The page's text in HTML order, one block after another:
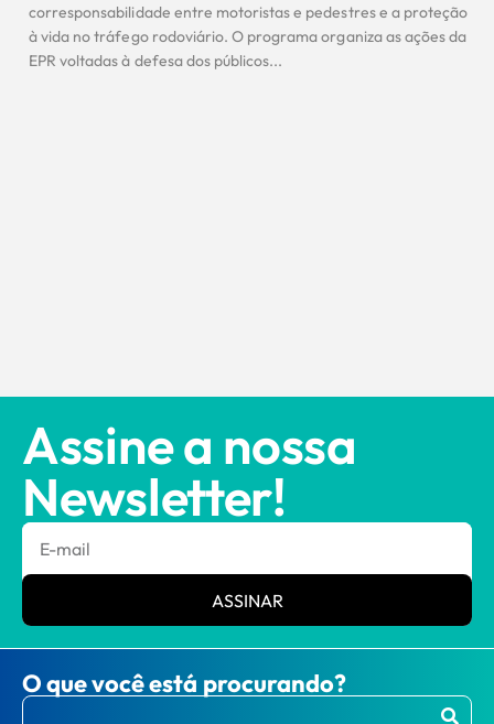
corresponsabilidade entre motoristas e pedestres e a proteção
à vida no tráfego rodoviário. O programa organiza as ações da
EPR voltadas à defesa dos públicos...
Assine a nossa
Newsletter!
ASSINAR
O que você está procurando?